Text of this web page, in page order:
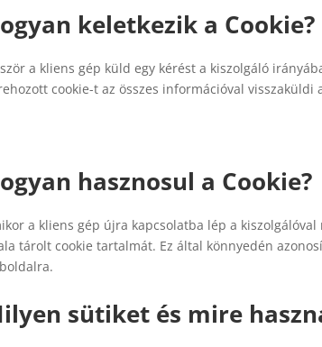
keletkezik a Cookie?
a kliens gép küld egy kérést a kiszolgáló
cookie-t az összes információval
hasznosul a Cookie?
a kliens gép újra kapcsolatba lép a
tárolt cookie tartalmát. Ez által könnyedén
sütiket és mire